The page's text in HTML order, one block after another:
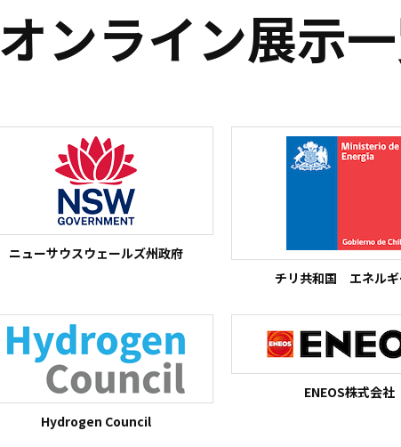
オンライン展示
ニューサウスウェールズ州政府
チリ共和国 エネルギ
Hydrogen Council
ENEOS株式会社